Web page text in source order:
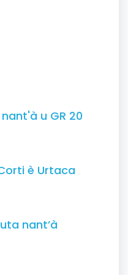
u GR 20
è Urtaca
nant’à